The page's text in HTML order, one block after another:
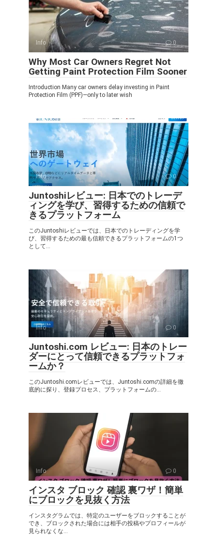
Info 0
Why Most Car Owners Regret Not
Getting Paint Protection Film Sooner
Introduction Many car owners delay investing in Paint
Protection Film (PPF)—only to later wish
Info 0
Juntoshiレビュー: 日本でのトレーデ
ィングを学び、習得するための信頼で
きるプラットフォーム
このJuntoshiレビューでは、日本でのトレーディングを学
び、習得するための最も信頼できるプラットフォームの1つ
として...
Info 0
Juntoshi.com レビュー: 日本のトレー
ダーにとって信頼できるプラットフォ
ームか？
このJuntoshi.comレビューでは、Juntoshi.comの詳細を徹
底的に探り、登録プロセス、プラットフォームの...
Info 0
インスタ ブロック 確認 裏ワザ！簡単
にブロックを見抜く方法
インスタグラムでは、特定のユーザーをブロックすることが
でき、ブロックされた場合には相手の投稿やプロフィールが
見られなくな...